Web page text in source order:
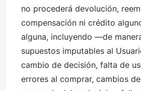
no procederá devolución,
compensación ni crédito
alguna, incluyendo —de
supuestos imputables al
cambio de decisión, falta de
errores al comprar, cambios